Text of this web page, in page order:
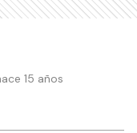
15 años